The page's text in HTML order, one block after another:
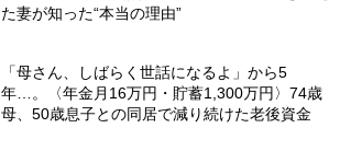
た妻が知った“本当の理由”
「母さん、しばらく世話になるよ」から5
年…。〈年金月16万円・貯蓄1,300万円〉74歳
母、50歳息子との同居で減り続けた老後資金